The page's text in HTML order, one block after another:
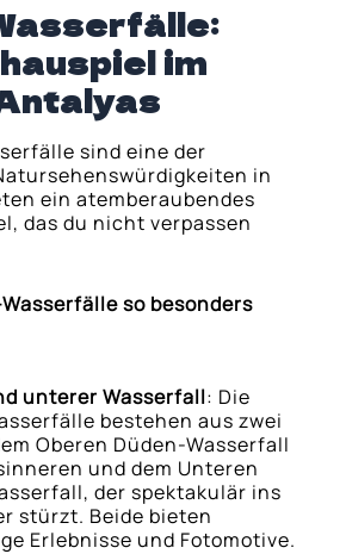
im
sind eine der
in
ein atemberaubendes
das du nicht verpassen
so besonders
unterer Wasserfall: Die
bestehen aus zwei
Oberen Düden-Wasserfall
und dem Unteren
der spektakulär ins
stürzt. Beide bieten
Erlebnisse und Fotomotive.